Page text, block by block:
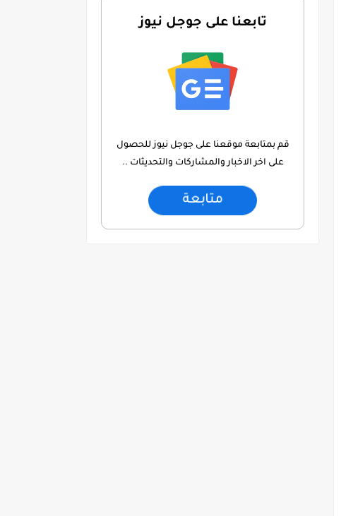
تابعنا على جوجل نيوز
قم بمتابعة موقعنا على جوجل نيوز للحصول
على اخر الاخبار والمشاركات والتحديثات ..
متابعة